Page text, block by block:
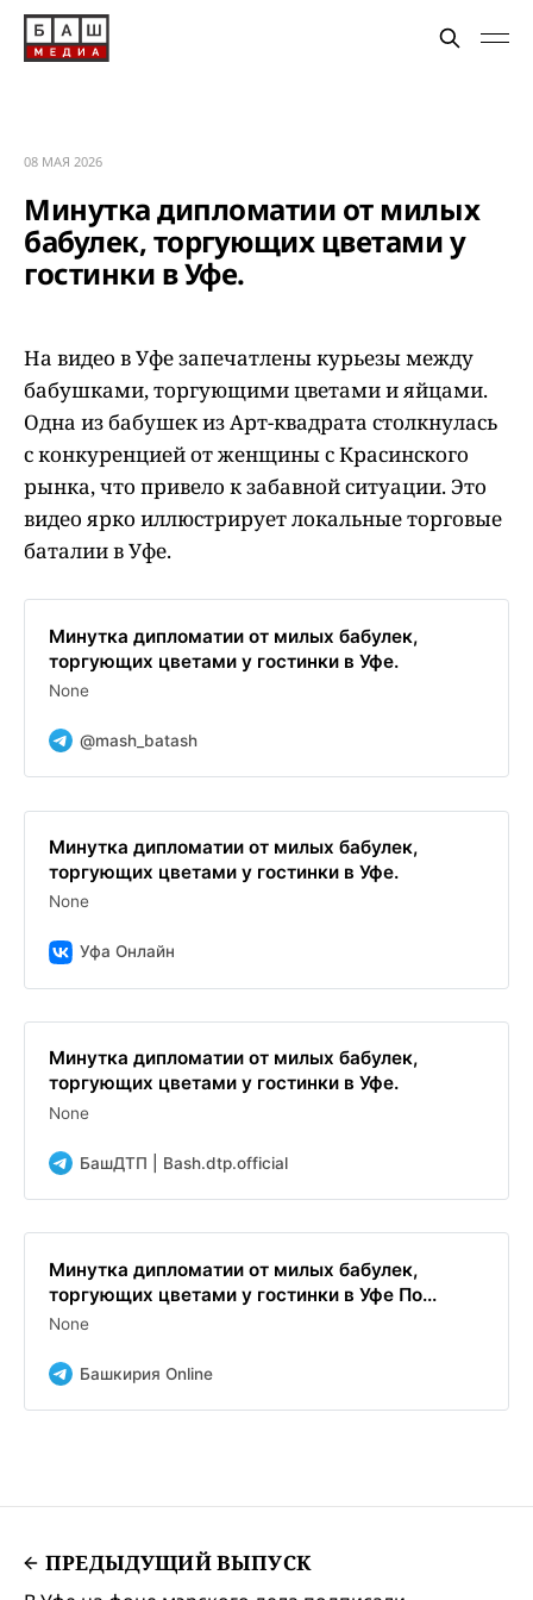
08 МАЯ 2026
Минутка дипломатии от милых
бабулек, торгующих цветами у
гостинки в Уфе.
На видео в Уфе запечатлены курьезы между
бабушками, торгующими цветами и яйцами.
Одна из бабушек из Арт-квадрата столкнулась
с конкуренцией от женщины с Красинского
рынка, что привело к забавной ситуации. Это
видео ярко иллюстрирует локальные торговые
баталии в Уфе.
Минутка дипломатии от милых бабулек,
торгующих цветами у гостинки в Уфе.
None
@mash_batash
Минутка дипломатии от милых бабулек,
торгующих цветами у гостинки в Уфе.
None
Уфа Онлайн
Минутка дипломатии от милых бабулек,
торгующих цветами у гостинки в Уфе.
None
БашДТП | Bash.dtp.official
Минутка дипломатии от милых бабулек,
торгующих цветами у гостинки в Уфе По...
None
Башкирия Online
ПРЕДЫДУЩИЙ ВЫПУСК